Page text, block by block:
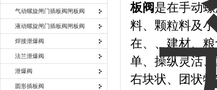
气动螺旋闸门插板阀闸板阀
液动螺旋闸门插板阀闸板阀
焊接泄爆阀
法兰泄爆阀
泄爆阀
圆形插板阀
板阀是在手动
料、颗粒料及
在、、建材、
单、操纵灵活
右块状、团状